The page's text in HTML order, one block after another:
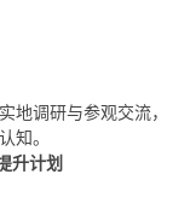
地调研与参观交流，
知。
升计划